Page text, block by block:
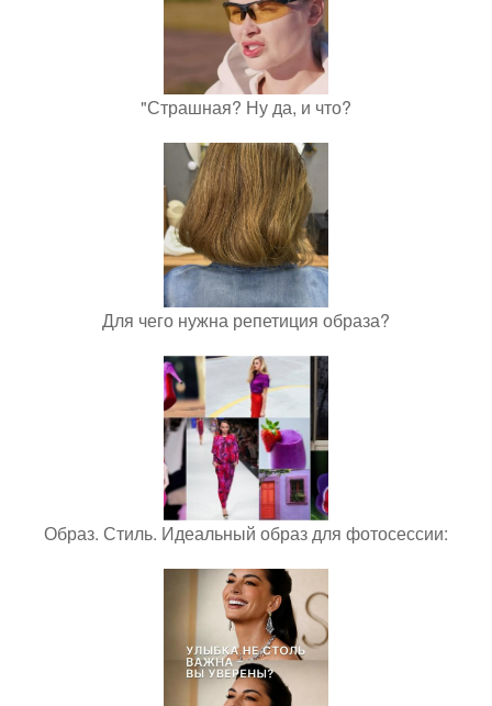
"Страшная? Ну да, и что?
Для чего нужна репетиция образа?
Образ. Стиль. Идеальный образ для фотосессии: